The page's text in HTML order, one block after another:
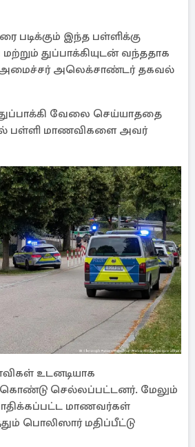
படிக்கும் இந்த பள்ளிக்கு
மற்றும் துப்பாக்கியுடன் வந்ததாக
அலெக்சாண்டர் தகவல்
துப்பாக்கி வேலை செய்யாததை
பள்ளி மாணவிகளை அவர்
உடனடியாக
கொண்டு செல்லப்பட்டனர். மேலும்
மாணவர்கள்
பொலிஸார் மதிப்பீட்டு